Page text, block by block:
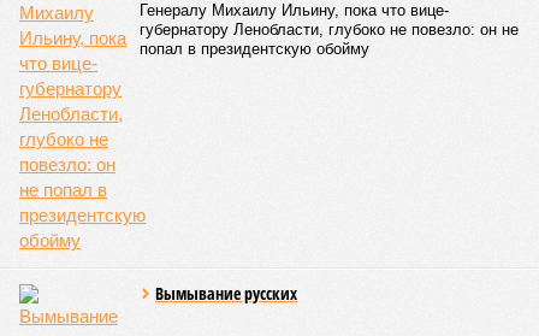
Генералу Михаилу Ильину, пока что вице-
губернатору Ленобласти, глубоко не повезло: он не
попал в президентскую обойму
Вымывание русских